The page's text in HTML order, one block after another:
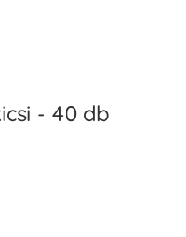
VersaCraft
- 40 db